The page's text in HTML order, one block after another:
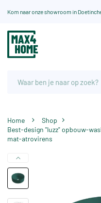
Kom naar onze showroom in
Home
Shop
Best-design "luzz" opbouw-waskom diameter =40cm x h=12cm
mat-atrovirens